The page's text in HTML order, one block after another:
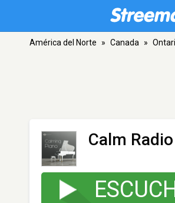
América del Norte » Canada »
Calm